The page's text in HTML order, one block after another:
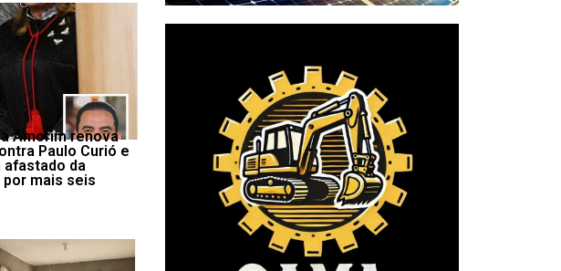
Amorim renova
Paulo Curió e
afastado da
mais seis